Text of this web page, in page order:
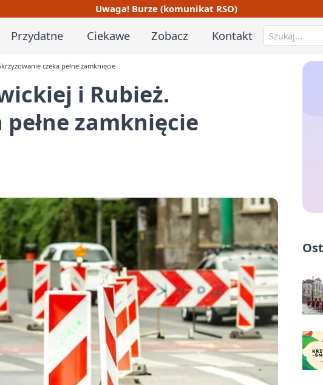
Uwaga! Burze (komunikat RSO)
Przydatne Ciekawe Zobacz Kontakt
czeka pełne zamknięcie
i Rubież.
zamknięcie